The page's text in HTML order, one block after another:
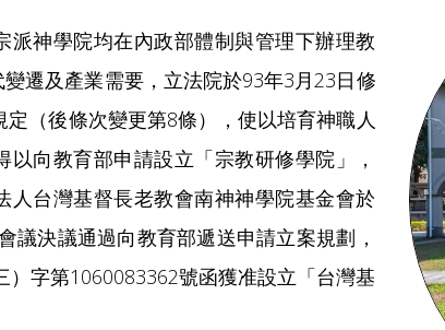
派神學院均在內政部體制與管理下辦理教
遷及產業需要，立法院於93年3月23日修
（後條次變更第8條），使以培育神職人
向教育部申請設立「宗教研修學院」，
人台灣基督長老教會南神神學院基金會於
議決議通過向教育部遞送申請立案規劃，
字第1060083362號函獲准設立「台灣基